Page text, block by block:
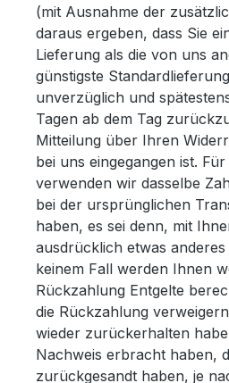
(mit Ausnahme der
daraus ergeben, dass Sie
Lieferung als die von uns
günstigste
unverzüglich und
Tagen ab dem Tag
Mitteilung über Ihren
bei uns eingegangen ist.
verwenden wir dasselbe
bei der ursprünglichen
haben, es sei denn, mit
ausdrücklich etwas
keinem Fall werden Ihnen
Rückzahlung Entgelte
die Rückzahlung
wieder zurückerhalten
Nachweis erbracht haben,
zurückgesandt haben, je